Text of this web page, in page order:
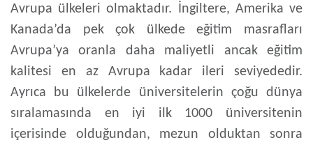
Avrupa ülkeleri olmaktadır. İngiltere, Amerika ve
Kanada’da pek çok ülkede eğitim masrafları
Avrupa’ya oranla daha maliyetli ancak eğitim
kalitesi en az Avrupa kadar ileri seviyededir.
Ayrıca bu ülkelerde üniversitelerin çoğu dünya
sıralamasında en iyi ilk 1000 üniversitenin
içerisinde olduğundan, mezun olduktan sonra